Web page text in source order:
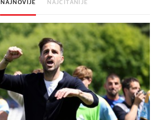
NAJNOVIJE NAJČITANIJE